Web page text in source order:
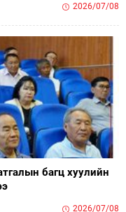
2026/07/08
багц хуулийн
2026/07/08